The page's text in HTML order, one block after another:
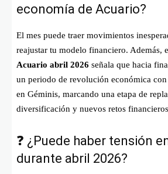
economía de Acuario?
El mes puede traer movimientos
reajustar tu modelo financiero. Además,
Acuario abril 2026 señala que hacia
un periodo de revolución económica
en Géminis, marcando una etapa de
diversificación y nuevos retos
❓ ¿Puede haber tensión
durante abril 2026?